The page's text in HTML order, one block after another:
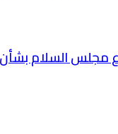
مجلس السلام